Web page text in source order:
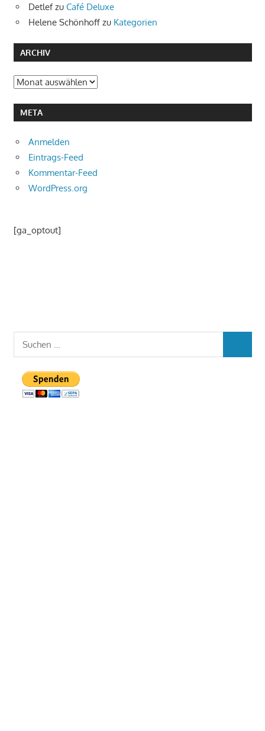
Detlefzu Café Deluxe
Helene Schönhoff zu Kategorien
ARCHIV
Archiv
META
Anmelden
Eintrags-Feed
Kommentar-Feed
WordPress.org
[ga_optout]
Suchen
nach: